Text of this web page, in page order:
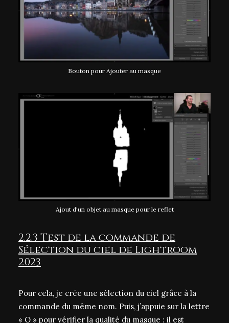
Bouton pour Ajouter au masque
Ajout d'un objet au masque pour le reflet
2.2.3 Test de la commande de
Sélection du ciel de Lightroom
2023
Pour cela, je crée une sélection du ciel grâce à la
commande du même nom. Puis, j’appuie sur la lettre
« O » pour vérifier la qualité du masque : il est